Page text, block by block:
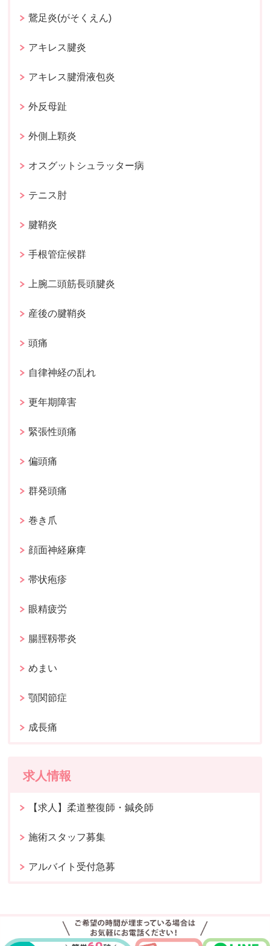
鵞足炎(がそくえん)
アキレス腱炎
アキレス腱滑液包炎
外反母趾
外側上顆炎
オスグットシュラッター病
テニス肘
腱鞘炎
手根管症候群
上腕二頭筋長頭腱炎
産後の腱鞘炎
頭痛
自律神経の乱れ
更年期障害
緊張性頭痛
偏頭痛
群発頭痛
巻き爪
顔面神経麻痺
帯状疱疹
眼精疲労
腸脛靱帯炎
めまい
顎関節症
成長痛
求人情報
【求人】柔道整復師・鍼灸師
施術スタッフ募集
アルバイト受付急募